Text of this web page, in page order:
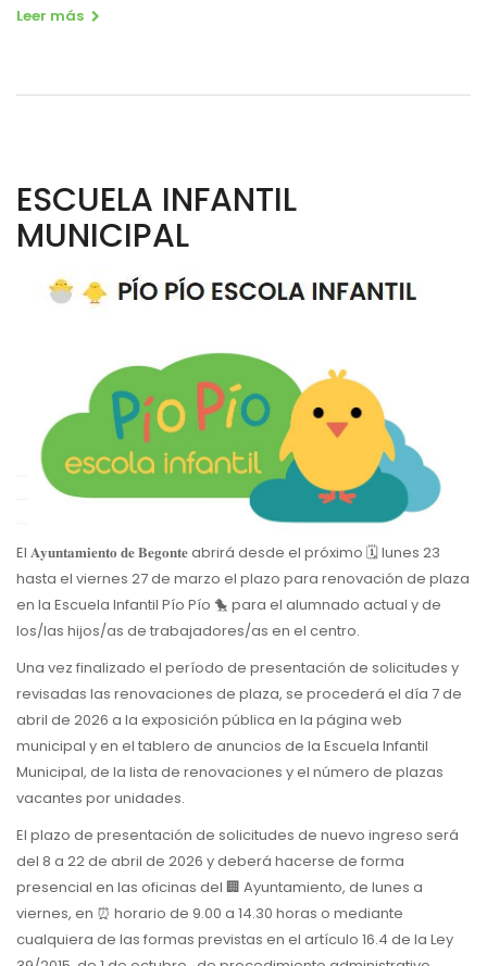
Leer más
ESCUELA INFANTIL
MUNICIPAL
El 𝐀𝐲𝐮𝐧𝐭𝐚𝐦𝐢𝐞𝐧𝐭𝐨 𝐝𝐞 𝐁𝐞𝐠𝐨𝐧𝐭𝐞 abrirá desde el próximo 🗓 lunes 23
hasta el viernes 27 de marzo el plazo para renovación de plaza
en la Escuela Infantil Pío Pío 🐤 para el alumnado actual y de
los/las hijos/as de trabajadores/as en el centro.
Una vez finalizado el período de presentación de solicitudes y
revisadas las renovaciones de plaza, se procederá el día 7 de
abril de 2026 a la exposición pública en la página web
municipal y en el tablero de anuncios de la Escuela Infantil
Municipal, de la lista de renovaciones y el número de plazas
vacantes por unidades.
El plazo de presentación de solicitudes de nuevo ingreso será
del 8 a 22 de abril de 2026 y deberá hacerse de forma
presencial en las oficinas del 🏢 Ayuntamiento, de lunes a
viernes, en ⏰ horario de 9.00 a 14.30 horas o mediante
cualquiera de las formas previstas en el artículo 16.4 de la Ley